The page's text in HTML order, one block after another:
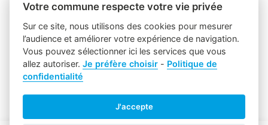
Votre commune respecte votre vie privée
Sur ce site, nous utilisons des cookies pour mesurer
l’audience et améliorer votre expérience de navigation.
Vous pouvez sélectionner ici les services que vous
allez autoriser.Je préfère choisir - Politique de
confidentialité
J'accepte